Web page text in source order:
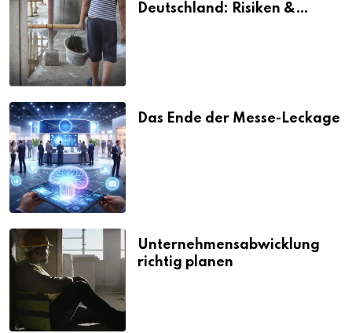
Deutschland: Risiken &
Das Ende der Messe-Leckage
Unternehmensabwicklung
richtig planen